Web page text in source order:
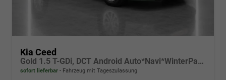
Kia Ceed
Gold 1.5 T-GDi, DCT Android Auto*Navi*WinterPak*Klimaauto*16"*Kamera*PrivacyGlas*
sofort lieferbar Fahrzeug mit Tageszulassung